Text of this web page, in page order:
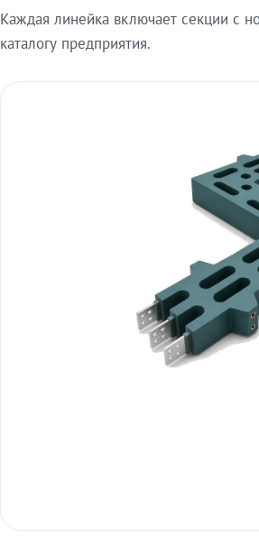
Каждая линейка включает секции с
каталогу предприятия.